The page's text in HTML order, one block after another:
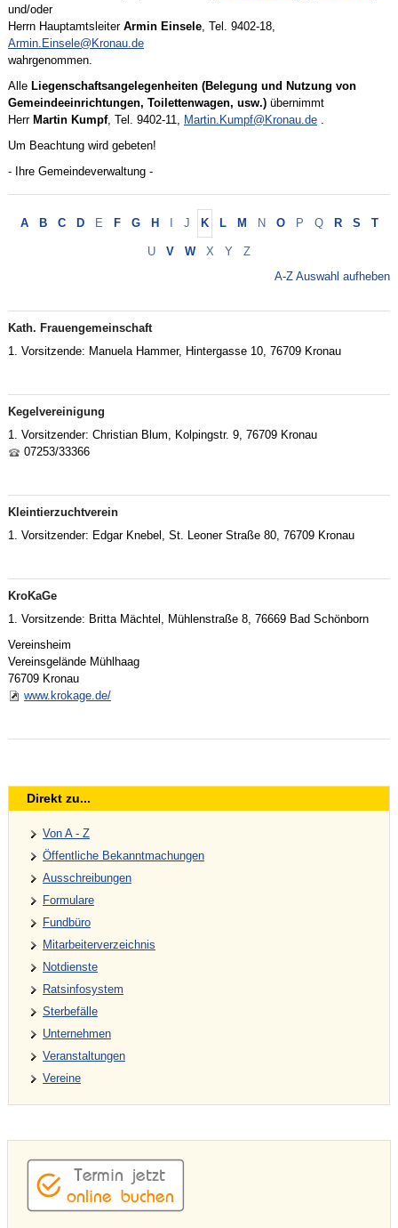
Multifunktional genutzt wird das ehemalige Kronauer Schulhaus. Das
historische Gebäude beherbergt einen großen Versammlungsraum und
Proberäume für die Vereine sowie die Volkshochschule. Die Vereinsräume
des Gesangvereins "Frohsinn" und des Heimatvereins ausgebaut und
erfreuen sich großer Beliebtheit bei ihren Nutzern.
Verfügung stehen.
Neben der Bereitstellung von Räumen und Gelände für Aktivitäten
unterstützt die Gemeinde das Vereinsleben und die Jugendarbeit finanziell
und/oder
Herrn Hauptamtsleiter Armin Einsele, Tel. 9402-18,
Armin.Einsele@Kronau.de
wahrgenommen.
Alle Liegenschaftsangelegenheiten (Belegung und Nutzung von
Gemeindeeinrichtungen, Toilettenwagen, usw.)übernimmt
Herr Martin Kumpf, Tel. 9402-11, Martin.Kumpf@Kronau.de.
Um Beachtung wird gebeten!
- Ihre Gemeindeverwaltung -
A B C D E F G H J K L M N O P Q R S T
U V W X Y
Z
A-Z Auswahl aufheben
Kath. Frauengemeinschaft
1. Vorsitzende: Manuela Hammer, Hintergasse 10, 76709 Kronau
Kegelvereinigung
1. Vorsitzender: Christian Blum, Kolpingstr. 9, 76709 Kronau
07253/33366
Kleintierzuchtverein
1. Vorsitzender: Edgar Knebel, St. Leoner Straße 80, 76709 Kronau
KroKaGe
1. Vorsitzende: Britta Mächtel, Mühlenstraße 8, 76669 Bad Schönborn
Vereinsheim
Vereinsgelände Mühlhaag
76709 Kronau
www.krokage.de/
Direkt zu...
Von A - Z
Öffentliche Bekanntmachungen
Ausschreibungen
Formulare
Fundbüro
Mitarbeiterverzeichnis
Notdienste
Ratsinfosystem
Sterbefälle
Unternehmen
Veranstaltungen
Vereine